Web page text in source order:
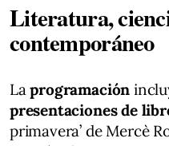
Literatura,
contemporáneo
Laprogramación
presentaciones de
primavera’ de Mercè